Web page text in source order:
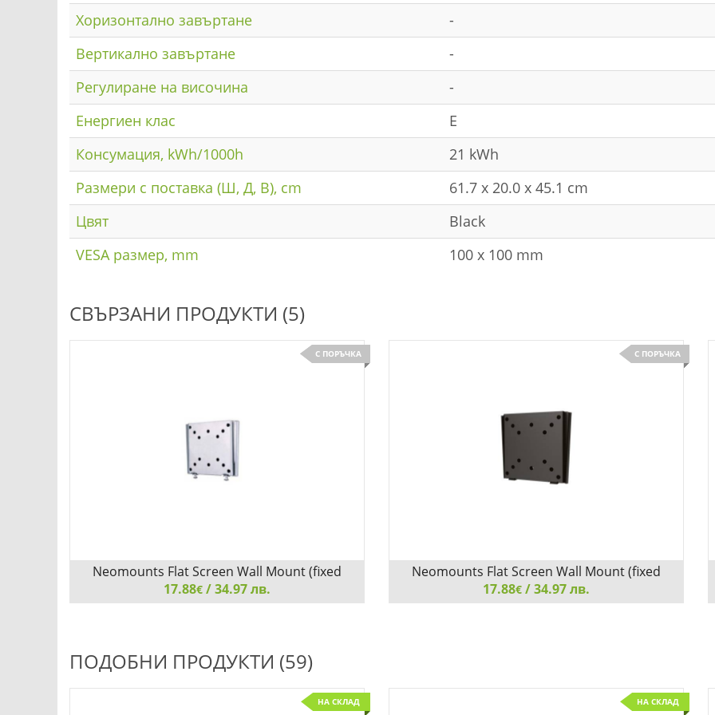
Хоризонтално завъртане
-
Вертикално завъртане
-
Регулиране на височина
-
Енергиен клас
E
Консумация, kWh/1000h
21 kWh
Размери с поставка (Ш, Д, В), cm
61.7 x 20.0 x 45.1 cm
Цвят
Black
VESA размер, mm
100 x 100 mm
СВЪРЗАНИ ПРОДУКТИ (5)
С ПОРЪЧКА
Neomounts Flat Screen Wall Mount (fixed
17.88€ / 34.97 лв.
С ПОРЪЧКА
Neomounts Flat Screen Wall Mount (fixed
17.88€ / 34.97 лв.
ПОДОБНИ ПРОДУКТИ (59)
НА СКЛАД НА СКЛАД